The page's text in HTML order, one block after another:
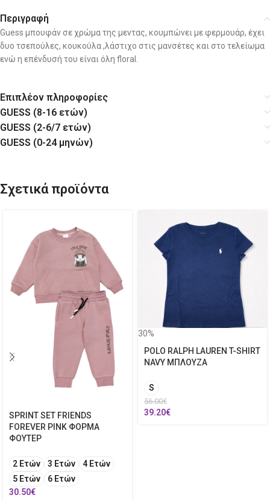
Περιγραφή
Guess μπουφάν σε χρώμα της μεντας, κουμπώνει με φερμουάρ, έχει
δυο τσεπούλες, κουκούλα ,λάστιχο στις μανσέτες και στο τελείωμα
ενώ η επένδυσή του είναι όλη floral.
Επιπλέον πληροφορίες
GUESS (8-16 ετών)
GUESS (2-6/7 ετών)
GUESS (0-24 μηνών)
Σχετικά προϊόντα
SPRINT SET FRIENDS
FOREVER PINK ΦΟΡΜΑ
ΦΟΥΤΕΡ
2 Ετών 3 Ετών
4 Ετών
5 Ετών
6 Ετών
30.50€
30%
POLO RALPH LAUREN T-SHIRT
NAVY ΜΠΛΟΥΖΑ
S
56.00€
39.20€